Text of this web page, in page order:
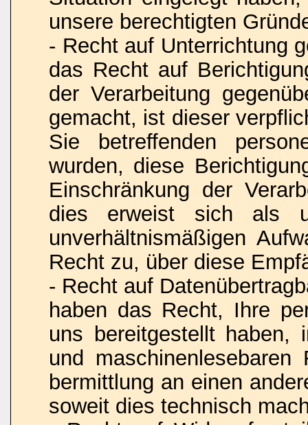
unsere berechtigten
- Recht auf Unterrichtung
das Recht auf
der Verarbeitung
gemacht, ist dieser
Sie betreffenden
wurden, diese
Einschränkung der
dies erweist sich als
unverhältnismäßigen
Recht zu, über diese
- Recht auf
haben das Recht, Ihre
uns bereitgestellt haben,
und
bermittlung an einen
soweit dies technisch